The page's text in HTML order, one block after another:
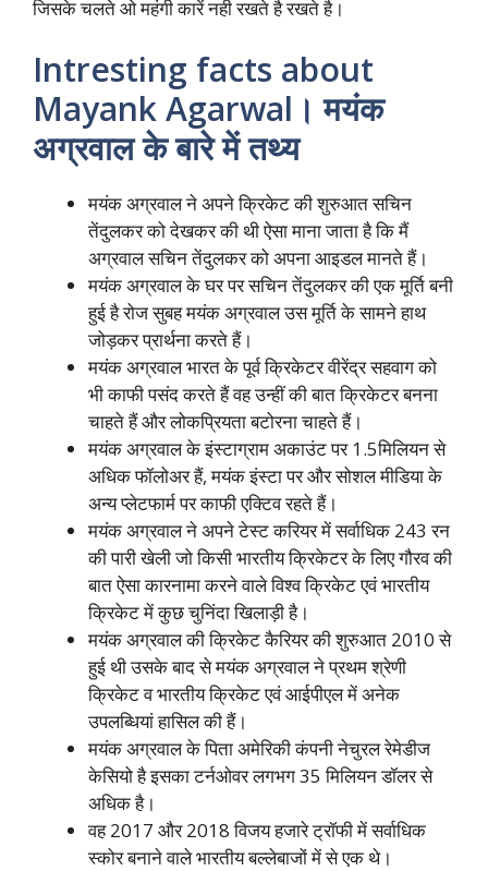
जिसके चलते ओ महंगी कारें नही रखते है रखते है।
Intresting facts about
Mayank Agarwal। मयंक
अग्रवाल के बारे में तथ्य
मयंक अग्रवाल ने अपने क्रिकेट की शुरुआत सचिन
तेंदुलकर को देखकर की थी ऐसा माना जाता है कि मैं
अग्रवाल सचिन तेंदुलकर को अपना आइडल मानते हैं।
मयंक अग्रवाल के घर पर सचिन तेंदुलकर की एक मूर्ति बनी
हुई है रोज सुबह मयंक अग्रवाल उस मूर्ति के सामने हाथ
जोड़कर प्रार्थना करते हैं।
मयंक अग्रवाल भारत के पूर्व क्रिकेटर वीरेंद्र सहवाग को
भी काफी पसंद करते हैं वह उन्हीं की बात क्रिकेटर बनना
चाहते हैं और लोकप्रियता बटोरना चाहते हैं।
मयंक अग्रवाल के इंस्टाग्राम अकाउंट पर 1.5मिलियन से
अधिक फॉलोअर हैं, मयंक इंस्टा पर और सोशल मीडिया के
अन्य प्लेटफार्म पर काफी एक्टिव रहते हैं।
मयंक अग्रवाल ने अपने टेस्ट करियर में सर्वाधिक 243 रन
की पारी खेली जो किसी भारतीय क्रिकेटर के लिए गौरव की
बात ऐसा कारनामा करने वाले विश्व क्रिकेट एवं भारतीय
क्रिकेट में कुछ चुनिंदा खिलाड़ी है।
मयंक अग्रवाल की क्रिकेट कैरियर की शुरुआत 2010 से
हुई थी उसके बाद से मयंक अग्रवाल ने प्रथम श्रेणी
क्रिकेट व भारतीय क्रिकेट एवं आईपीएल में अनेक
उपलब्धियां हासिल की हैं।
मयंक अग्रवाल के पिता अमेरिकी कंपनी नेचुरल रेमेडीज
केसियो है इसका टर्नओवर लगभग 35 मिलियन डॉलर से
अधिक है।
वह 2017 और 2018 विजय हजारे ट्रॉफी में सर्वाधिक
स्कोर बनाने वाले भारतीय बल्लेबाजों में से एक थे।